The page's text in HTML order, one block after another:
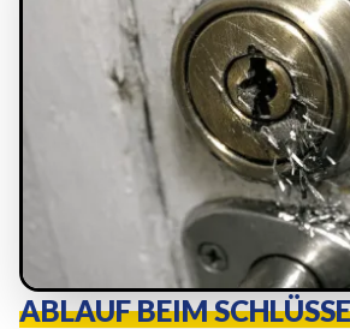
ABLAUF BEIM